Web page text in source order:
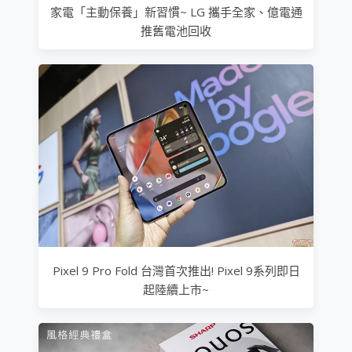
家電「主動保養」新習慣~ LG 攜手全家、億電通
推舊電池回收
Pixel 9 Pro Fold 台灣首次推出! Pixel 9系列即日
起陸續上市~